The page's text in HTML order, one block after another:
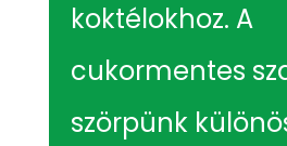
koktélokhoz. A
cukormentes
szörpünk